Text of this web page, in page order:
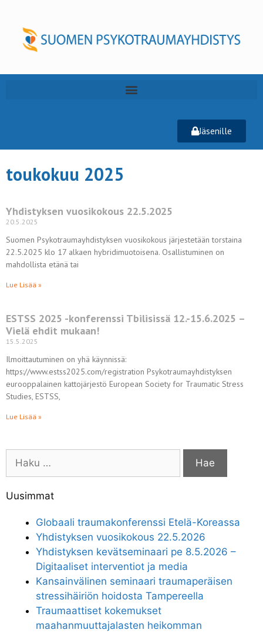
Jäsenille
toukokuu 2025
Yhdistyksen vuosikokous 22.5.2025
20.5.2025
Suomen Psykotraumayhdistyksen vuosikokous järjestetään torstaina
22.5.2025 klo 17 alkaen hybridimuotoisena. Osallistuminen on
mahdollista etänä tai
Lue Lisää »
ESTSS 2025 -konferenssi Tbilisissä 12.-15.6.2025 –
Vielä ehdit mukaan!
15.5.2025
Ilmoittautuminen on yhä käynnissä:
https://www.estss2025.com/registration Psykotraumayhdistyksen
eurooppalainen kattojärjestö European Society for Traumatic Stress
Studies, ESTSS,
Lue Lisää »
Uusimmat
Globaali traumakonferenssi Etelä-Koreassa
Yhdistyksen vuosikokous 22.5.2026
Yhdistyksen kevätseminaari pe 8.5.2026 –
Digitaaliset interventiot ja media
Kansainvälinen seminaari traumaperäisen
stressihäiriön hoidosta Tampereella
Traumaattiset kokemukset
maahanmuuttajalasten heikomman